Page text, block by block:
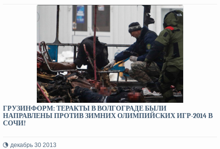
ГРУЗИНФОРМ: ТЕРАКТЫ В ВОЛГОГРАДЕ БЫЛИ
НАПРАВЛЕНЫ ПРОТИВ ЗИМНИХ ОЛИМПИЙСКИХ ИГР-2014 В
СОЧИ!
декабрь 30 2013